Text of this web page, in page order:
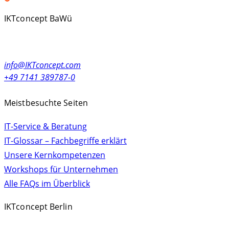
IKTconcept BaWü
info@IKTconcept.com
+49 7141 389787-0
Meistbesuchte Seiten
IT-Service & Beratung
IT-Glossar – Fachbegriffe erklärt
Unsere Kernkompetenzen
Workshops für Unternehmen
Alle FAQs im Überblick
IKTconcept Berlin